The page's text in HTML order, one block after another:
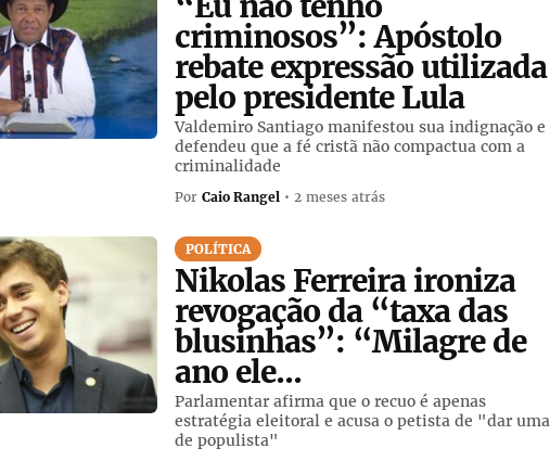
criminosos”: Apóstolo
rebate expressão utilizada
pelo presidente Lula
Valdemiro Santiago manifestou sua indignação e
defendeu que a fé cristã não compactua com a
criminalidade
PorCaio Rangel • 2 meses atrás
POLÍTICA
Nikolas Ferreira ironiza
revogação da “taxa das
blusinhas”: “Milagre de
ano ele...
Parlamentar afirma que o recuo é apenas
estratégia eleitoral e acusa o petista de "dar uma
de populista"